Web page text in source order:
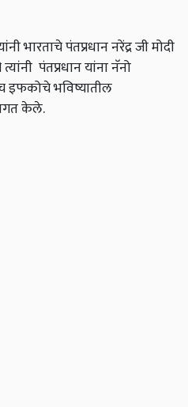
भारताचे पंतप्रधान नरेंद्र जी मोदी
पंतप्रधान यांना नॅनो
इफकोचे भविष्यातील
केले.